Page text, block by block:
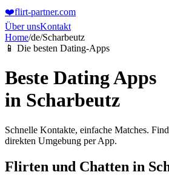
❤️flirt-partner.com
Über unsKontakt
Home/de/Scharbeutz
📱 Die besten Dating-Apps
Beste Dating Apps
in Scharbeutz
Schnelle Kontakte, einfache Matches.
direkten Umgebung per App.
Flirten und Chatten in